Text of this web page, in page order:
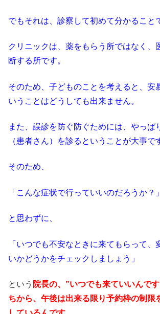
でもそれは、診察して初めて分かること
クリニックは、薬をもらう所ではなく、
断する所です。
そのため、子どものことを考えると、安
いうことはどうしても出来ません。
また、誤診を防ぐ防ぐためには、やっぱ
（患者さん）を診るということが大事で
そのため、
「こんな症状で行っていいのだろうか？」
と思わずに、
「いつでも不安なときに来てもらって、
いかどうかをチェックしましょう」
という 院長の、”いつでも来ていいんで
ちから、午後は出来る限り予約枠の制限